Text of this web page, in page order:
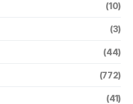
(10)
(3)
(44)
(772)
(41)